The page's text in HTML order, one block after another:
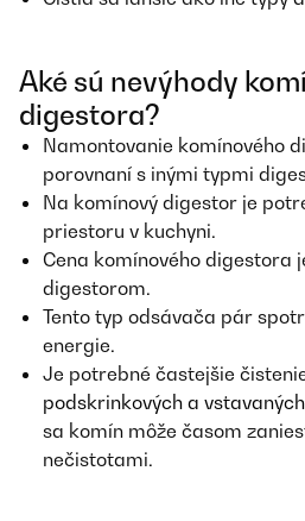
Aké sú nevýhody
digestora?
Namontovanie komínového
porovnaní s inými typmi
Na komínový digestor je
priestoru v kuchyni.
Cena komínového digestora
digestorom.
Tento typ odsávača pár
energie.
Je potrebné častejšie
podskrinkových a
sa komín môže časom
nečistotami.